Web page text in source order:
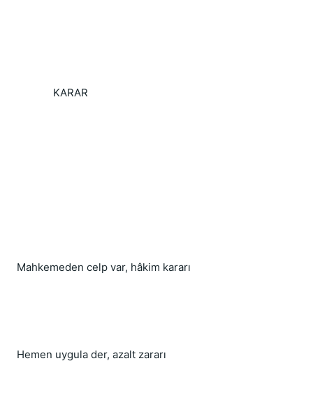
KARAR
Mahkemeden celp var, hâkim kararı
Hemen uygula der, azalt zararı